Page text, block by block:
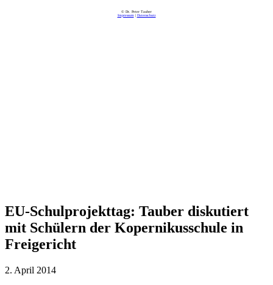
© Dr. Peter Tauber
Impressum| Datenschutz
EU-Schulprojekttag: Tauber diskutiert
mit Schülern der Kopernikusschule in
Freigericht
2. April 2014